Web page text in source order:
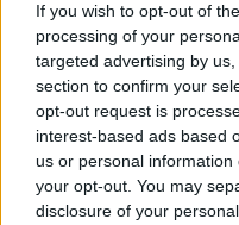
If you wish to opt-out of
processing of your
targeted advertising by
section to confirm your
opt-out request is
interest-based ads based
us or personal
your opt-out. You may
disclosure of your
Το FIAT 500 Hybrid τώρα από
18.990 ευρώ
18η συνεχόμενη χρονιά για
FTSE4Good